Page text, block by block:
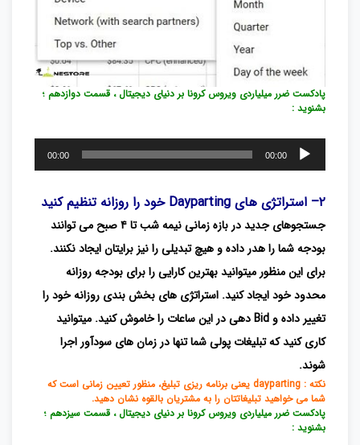
پادکست ضرر میلیاردی ویروس کرونا بر دنیای دیجیتال ، قسمت دوازدهم ؛
بشنوید :
پخش‌کننده
صوت
00:00
00:00
۲– استراتژی های Dayparting خود را روزانه تنظیم کنید
جستجوهای جدید در بازه زمانی نیمه شب تا ۴ صبح می توانند
بودجه شما را هدر داده و هیچ تبدیلی را نیز برایتان ایجاد نکنند.
برای این منظور میتوانید بهترین کارایی را برای بودجه روزانه
محدود خود ایجاد کنید. استراتژی های بخش بندی روزانه خود را
تغییر داده و Bid دهی در این ساعات را خاموش کنید. میتوانید
کاری کنید که تبلیغات پولی شما تنها در زمان های سودآور اجرا
شوند.
نکته : dayparting
یعنی برنامه ریزی تبلیغ، منظور تعیین زمانی است که
شما می خواهید تبلیغاتتان را به مشتریان بالقوه نشان دهید.
پادکست ضرر میلیاردی ویروس کرونا بر دنیای دیجیتال ، قسمت سیزدهم ؛
بشنوید :